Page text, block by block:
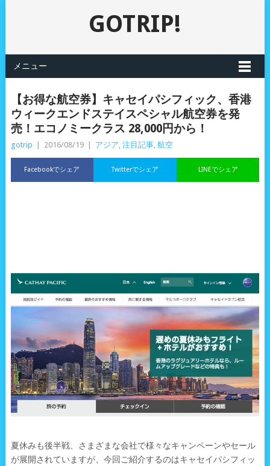
GOTRIP!
メニュー
【お得な航空券】キャセイパシフィック、香港
ウィークエンドステイスペシャル航空券を発
売！エコノミークラス 28,000円から！
gotrip 2016/08/19 アジア, 注目記事, 航空
Facebookでシェア LINEでシェア
Twitterでシェア
夏休みも後半戦、さまざまな会社で様々なキャンペーンやセール
が展開されていますが、今回ご紹介するのはキャセイパシフィッ